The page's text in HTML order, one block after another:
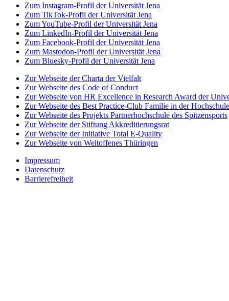
Zum Instagram-Profil der Universität Jena
Zum TikTok-Profil der Universität Jena
Zum YouTube-Profil der Universität Jena
Zum LinkedIn-Profil der Universität Jena
Zum Facebook-Profil der Universität Jena
Zum Mastodon-Profil der Universität Jena
Zum Bluesky-Profil der Universität Jena
Zur Webseite der Charta der Vielfalt
Zur Webseite des Code of Conduct
Zur Webseite von HR Excellence in Research Award der
Zur Webseite des Best Practice-Club Familie in der Hochschule
Zur Webseite des Projekts Partnerhochschule des Spitzensports
Zur Webseite der Stiftung Akkreditierungsrat
Zur Webseite der Initiative Total E-Quality
Zur Webseite von Weltoffenes Thüringen
Impressum
Datenschutz
Barrierefreiheit